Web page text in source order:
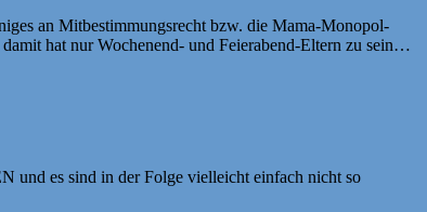
an Mitbestimmungsrecht bzw. die Mama-Monopol-
hat nur Wochenend- und Feierabend-Eltern zu sein…
und es sind in der Folge vielleicht einfach nicht so